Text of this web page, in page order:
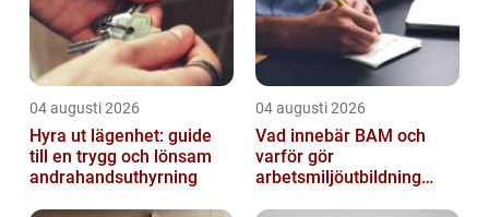
04 augusti 2026
Hyra ut lägenhet: guide
till en trygg och lönsam
andrahandsuthyrning
04 augusti 2026
Vad innebär BAM och
varför gör
arbetsmiljöutbildning